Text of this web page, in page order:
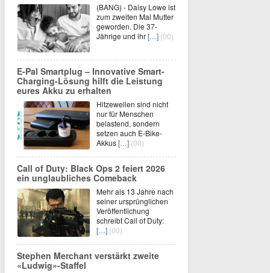
(BANG) - Daisy Lowe ist
zum zweiten Mal Mutter
geworden. Die 37-
Jährige und ihr[…] (00)
E-Pal Smartplug – Innovative Smart-
Charging-Lösung hilft die Leistung
eures Akku zu erhalten
Hitzewellen sind nicht
nur für Menschen
belastend, sondern
setzen auch E-Bike-
Akkus[…] (00)
Call of Duty: Black Ops 2 feiert 2026
ein unglaubliches Comeback
Mehr als 13 Jahre nach
seiner ursprünglichen
Veröffentlichung
schreibt Call of Duty:
[…] (00)
Stephen Merchant verstärkt zweite
«Ludwig»-Staffel